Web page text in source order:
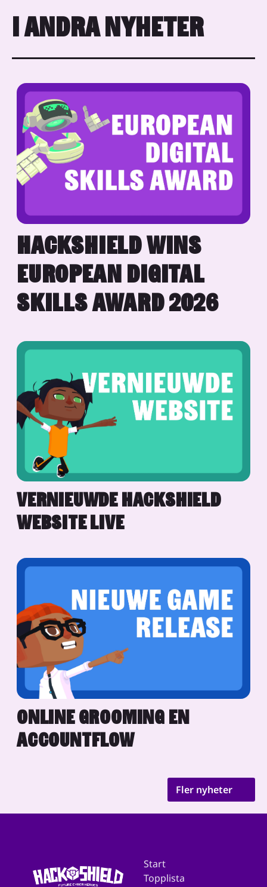
I ANDRA NYHETER
HACKSHIELD WINS
EUROPEAN DIGITAL
SKILLS AWARD 2026
VERNIEUWDE HACKSHIELD
WEBSITE LIVE
ONLINE GROOMING EN
ACCOUNTFLOW
Fler nyheter
Start
Topplista